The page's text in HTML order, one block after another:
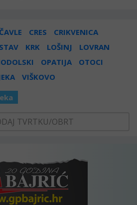
ČAVLE CRES
CRIKVENICA
KRK LOŠINJ
LOVRAN
OPATIJA
OTOCI
VIŠKOVO
TVRTKU/OBRT